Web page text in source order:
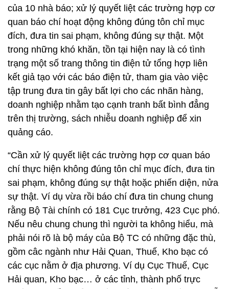
của 10 nhà báo; xử lý quyết liệt các trường hợp cơ
quan báo chí hoạt động không đúng tôn chỉ mục
đích, đưa tin sai phạm, không đúng sự thật. Một
trong những khó khăn, tồn tại hiện nay là có tình
trạng một số trang thông tin điện tử tổng hợp liên
kết giả tạo với các báo điện tử, tham gia vào việc
tập trung đưa tin gây bất lợi cho các nhãn hàng,
doanh nghiệp nhằm tạo cạnh tranh bất bình đẳng
trên thị trường, sách nhiễu doanh nghiệp để xin
quảng cáo.
“Cần xử lý quyết liệt các trường hợp cơ quan báo
chí thực hiện không đúng tôn chỉ mục đích, đưa tin
sai phạm, không đúng sự thật hoặc phiến diện, nửa
sự thật. Ví dụ vừa rồi báo chí đưa tin chung chung
rằng Bộ Tài chính có 181 Cục trưởng, 423 Cục phó.
Nếu nêu chung chung thì người ta không hiểu, mà
phải nói rõ là bộ máy của Bộ TC có những đặc thù,
gồm câc ngành như Hải Quan, Thuế, Kho bạc có
các cục nằm ở địa phương. Ví dụ Cục Thuế, Cục
Hải quan, Kho bạc… ở các tỉnh, thành phố trực